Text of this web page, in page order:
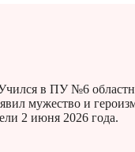
в ПУ №6
мужество и
2 июня 2026 года.